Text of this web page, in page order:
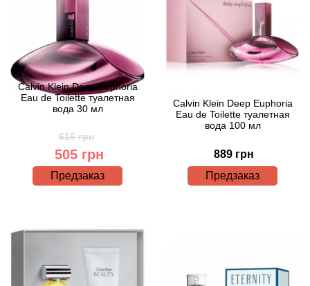
Calvin Klein Deep Euphoria
Eau de Toilette туалетная
вода 30 мл
616 грн
505 грн
Предзаказ
Calvin Klein Deep Euphoria
Eau de Toilette туалетная
вода 100 мл
889 грн
Предзаказ
Agatha Ruiz de la Prada
Agent Provocateur
Aigner
Al Haramain